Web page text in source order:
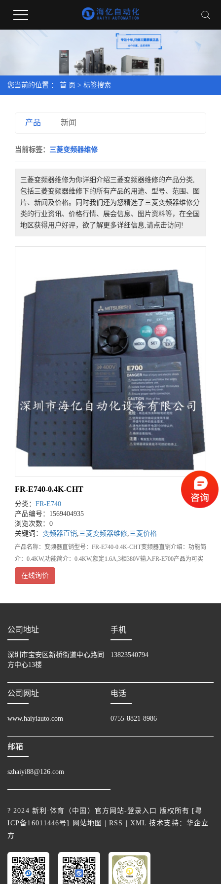
您当前的位置 ： 首 页 > 标签搜索
产品 新闻
当前标签： 三菱变频器维修
三菱变频器维修为你详细介绍三菱变频器维修的产品分类,
包括三菱变频器维修 下的所有产品的用途、型号、范围、图
片、新闻及价格。同时我们还为您精选了 三菱变频器维修分
类的行业资讯、价格行情、展会信息、图片资料等，在全国
地区获得用户好评，欲了解更多详细信息,请点击访问!
FR-E740-0.4K-CHT
分类： FR-E740
产品编号：1569404935
浏览次数：0
关键词： 变频器直销,三菱变频器维修,三菱价格
产品名称：变频器直销型号：FR-E740-0.4K-CHT变频器直销介绍：功能简
介：0.4KW,功能简介：0.4KW,额定1.6A,3相380V输入FR-E700产品为可实
现高驱动性能的经济型产品。驱动性能提高：1.具有多种磁通矢量控制方
式
在线询价
公司地址
深圳市宝安区新桥街道中心路同
方中心13楼
手机
13823540794
公司网址
www.haiyiauto.com
电话
0755-8821-8986
邮箱
szhaiyi88@126.com
? 2024 新利·体育（中国）官方网站-登录入口 版权所有 [粤
ICP备16011446号] 网站地图 |RSS XML 技术支持： 华企立
方